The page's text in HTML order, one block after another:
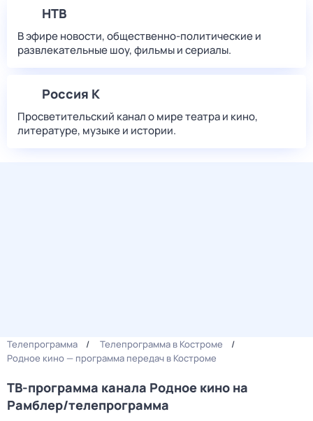
НТВ
В эфире новости, общественно-политические и
развлекательные шоу, фильмы и сериалы.
Россия К
Просветительский канал о мире театра и кино,
литературе, музыке и истории.
Телепрограмма
Телепрограмма в Костроме
Родное кино — программа передач в Костроме
ТВ-программа канала Родное кино на
Рамблер/телепрограмма